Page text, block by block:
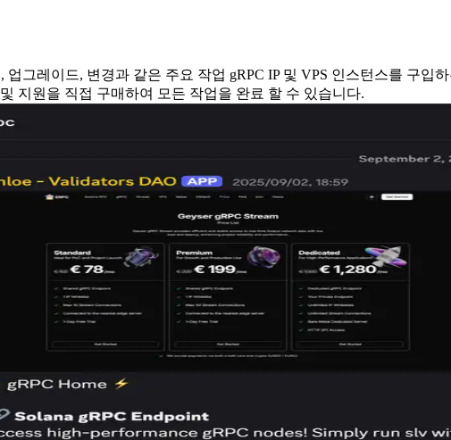
그레이드, 변경과 같은 주요 작업 gRPC IP 및 VPS 인스턴스를 구입
지원을 직접 구매하여 모든 작업을 완료 할 수 있습니다.